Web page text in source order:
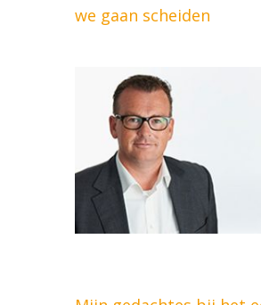
we gaan scheiden